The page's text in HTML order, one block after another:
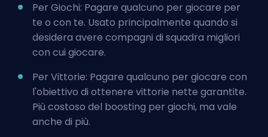
Per Giochi: Pagare qualcuno per giocare per
te o con te. Usato principalmente quando si
desidera avere compagni di squadra migliori
con cui giocare.
Per Vittorie: Pagare qualcuno per giocare con
l'obiettivo di ottenere vittorie nette garantite.
Più costoso del boosting per giochi, ma vale
anche di più.